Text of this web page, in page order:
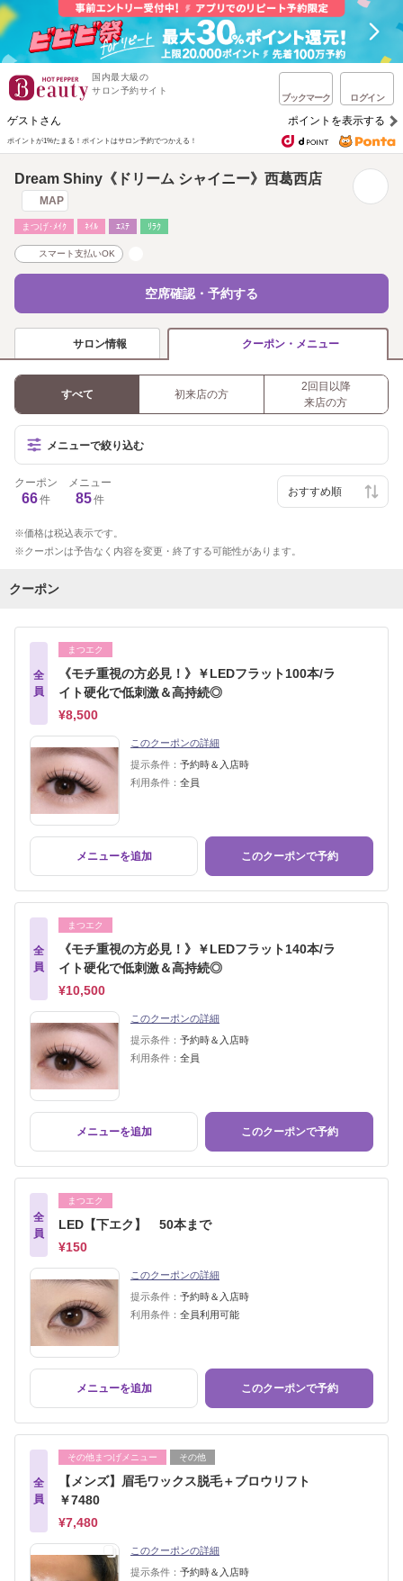
国内最大級の
サロン予約サイト
ブックマーク ログイン
ゲストさん ポイントを表示する
ポイントが1%たまる！ ポイントはサロン予約でつかえる！
Dream Shiny《ドリーム シャイニー》西葛西店
MAP
まつげ･ﾒｲｸ ﾈｲﾙ ｴｽﾃ ﾘﾗｸ
スマート支払いOK
空席確認・予約する
サロン情報 クーポン・メニュー
すべて 初来店の方
2回目以降
来店の方
メニューで絞り込む
クーポン
66件
メニュー
85件
価格は税込表示です。
クーポンは予告なく内容を変更・終了する可能性があります。
クーポン
全
員
まつエク
《モチ重視の方必見！》￥LEDフラット100本/ラ
イト硬化で低刺激＆高持続◎
¥8,500
このクーポンの詳細
提示条件： 予約時＆入店時
利用条件： 全員
メニューを追加 このクーポンで予約
全
員
まつエク
《モチ重視の方必見！》￥LEDフラット140本/ラ
イト硬化で低刺激＆高持続◎
¥10,500
このクーポンの詳細
提示条件： 予約時＆入店時
利用条件： 全員
メニューを追加 このクーポンで予約
全
員
まつエク
LED【下エク】 50本まで
¥150
このクーポンの詳細
提示条件： 予約時＆入店時
利用条件： 全員利用可能
メニューを追加 このクーポンで予約
全
員
その他まつげメニュー その他
【メンズ】眉毛ワックス脱毛＋ブロウリフト
￥7480
¥7,480
このクーポンの詳細
提示条件： 予約時＆入店時